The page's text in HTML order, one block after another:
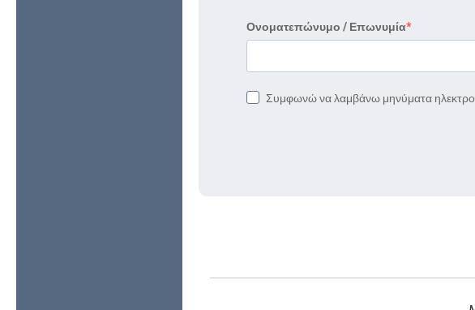
Ονοματεπώνυμο / Επωνυμία
Συμφωνώ να λαμβάνω μηνύματα